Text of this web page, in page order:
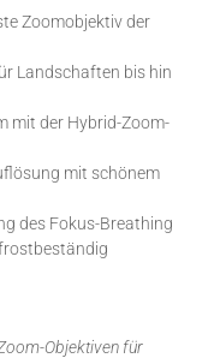
Zoomobjektiv der
Landschaften bis hin
mit der Hybrid-Zoom-
mit schönem
des Fokus-Breathing
Objektiven für